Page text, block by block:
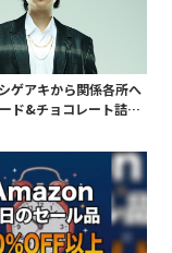
ゲアキから関係各所へ
ド&チョコレート詰め